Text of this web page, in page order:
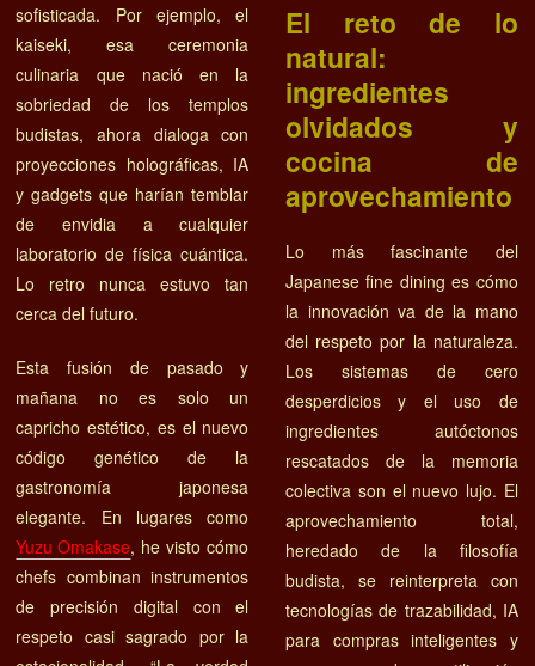
sofisticada. Por ejemplo, el
kaiseki, esa ceremonia
culinaria que nació en la
sobriedad de los templos
budistas, ahora dialoga con
proyecciones holográficas, IA
y gadgets que harían temblar
de envidia a cualquier
laboratorio de física cuántica.
Lo retro nunca estuvo tan
cerca del futuro.
Esta fusión de pasado y
mañana no es solo un
capricho estético, es el nuevo
código genético de la
gastronomía japonesa
elegante. En lugares como
Yuzu Omakase, he visto cómo
chefs combinan instrumentos
de precisión digital con el
respeto casi sagrado por la
El reto de lo
natural:
ingredientes
olvidados y
cocina de
aprovechamiento
Lo más fascinante del
Japanese fine dining es cómo
la innovación va de la mano
del respeto por la naturaleza.
Los sistemas de cero
desperdicios y el uso de
ingredientes autóctonos
rescatados de la memoria
colectiva son el nuevo lujo. El
aprovechamiento total,
heredado de la filosofía
budista, se reinterpreta con
tecnologías de trazabilidad, IA
para compras inteligentes y